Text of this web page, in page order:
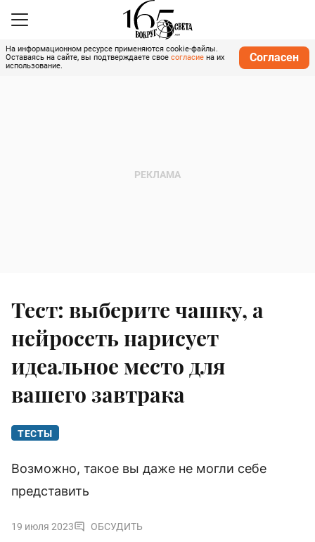
На информационном ресурсе применяются cookie-файлы.
Оставаясь на сайте, вы подтверждаете свое согласие на их
использование.
Согласен
Тест: выберите чашку, а
нейросеть нарисует
идеальное место для
вашего завтрака
ТЕСТЫ
Возможно, такое вы даже не могли себе
представить
19 июля 2023 ОБСУДИТЬ